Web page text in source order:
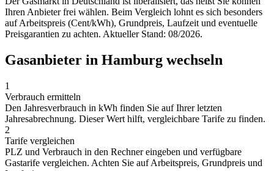
Ihren Anbieter frei wählen. Beim Vergleich lohnt es sich besonders
auf Arbeitspreis (Cent/kWh), Grundpreis, Laufzeit und eventuelle
Preisgarantien zu achten. Aktueller Stand: 08/2026.
Gasanbieter in Hamburg wechseln
1
Verbrauch ermitteln
Den Jahresverbrauch in kWh finden Sie auf Ihrer letzten
Jahresabrechnung. Dieser Wert hilft, vergleichbare Tarife zu finden.
2
Tarife vergleichen
PLZ und Verbrauch in den Rechner eingeben und verfügbare
Gastarife vergleichen. Achten Sie auf Arbeitspreis, Grundpreis und